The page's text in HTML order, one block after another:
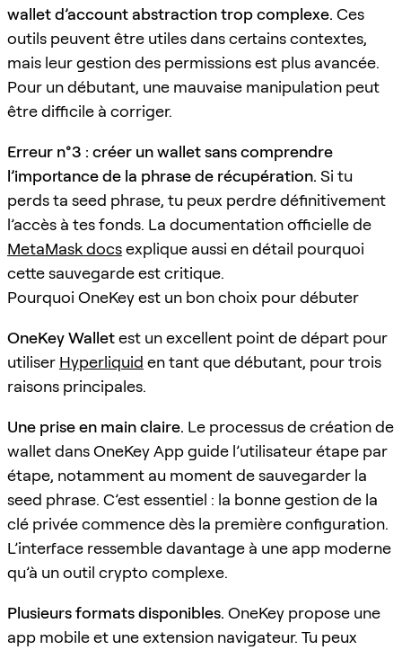
wallet d’account abstraction trop complexe. Ces
outils peuvent être utiles dans certains contextes,
mais leur gestion des permissions est plus avancée.
Pour un débutant, une mauvaise manipulation peut
être difficile à corriger.
Erreur n°3 : créer un wallet sans comprendre
l’importance de la phrase de récupération. Si tu
perds ta seed phrase, tu peux perdre définitivement
l’accès à tes fonds. La documentation officielle de
MetaMask docsexplique aussi en détail pourquoi
cette sauvegarde est critique.
Pourquoi OneKey est un bon choix pour débuter
OneKey Walletest un excellent point de départ pour
utiliser Hyperliquid en tant que débutant, pour trois
raisons principales.
Une prise en main claire. Le processus de création de
wallet dans OneKey App guide l’utilisateur étape par
étape, notamment au moment de sauvegarder la
seed phrase. C’est essentiel : la bonne gestion de la
clé privée commence dès la première configuration.
L’interface ressemble davantage à une app moderne
qu’à un outil crypto complexe.
Plusieurs formats disponibles. OneKey propose une
app mobile et une extension navigateur. Tu peux